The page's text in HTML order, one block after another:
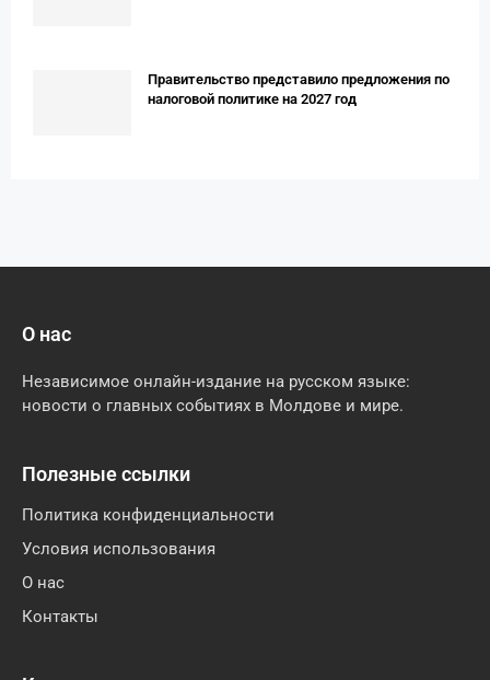
Правительство представило предложения по
налоговой политике на 2027 год
О нас
Независимое онлайн-издание на русском языке:
новости о главных событиях в Молдове и мире.
Полезные ссылки
Политика конфиденциальности
Условия использования
О нас
Контакты